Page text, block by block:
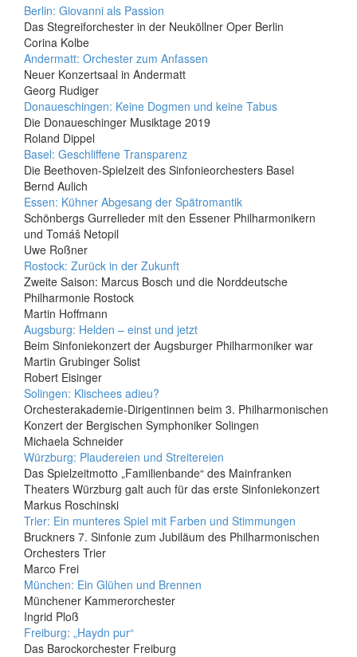
Berlin: Giovanni als Passion
Das Stegreiforchester in der Neuköllner Oper Berlin
Corina Kolbe
Andermatt: Orchester zum Anfassen
Neuer Konzertsaal in Andermatt
Georg Rudiger
Donaueschingen: Keine Dogmen und keine Tabus
Die Donaueschinger Musiktage 2019
Roland Dippel
Basel: Geschliffene Transparenz
Die Beethoven-Spielzeit des Sinfonieorchesters Basel
Bernd Aulich
Essen: Kühner Abgesang der Spätromantik
Schönbergs Gurrelieder mit den Essener Philharmonikern
und Tomáš Netopil
Uwe Roßner
Rostock: Zurück in der Zukunft
Zweite Saison: Marcus Bosch und die Norddeutsche
Philharmonie Rostock
Martin Hoffmann
Augsburg: Helden – einst und jetzt
Beim Sinfoniekonzert der Augsburger Philharmoniker war
Martin Grubinger Solist
Robert Eisinger
Solingen: Klischees adieu?
Orchesterakademie-Dirigentinnen beim 3. Philharmonischen
Konzert der Bergischen Symphoniker Solingen
Michaela Schneider
Würzburg: Plaudereien und Streitereien
Das Spielzeitmotto „Familienbande“ des Mainfranken
Theaters Würzburg galt auch für das erste Sinfoniekonzert
Markus Roschinski
Trier: Ein munteres Spiel mit Farben und Stimmungen
Bruckners 7. Sinfonie zum Jubiläum des Philharmonischen
Orchesters Trier
Marco Frei
München: Ein Glühen und Brennen
Münchener Kammerorchester
Ingrid Ploß
Freiburg: „Haydn pur“
Das Barockorchester Freiburg